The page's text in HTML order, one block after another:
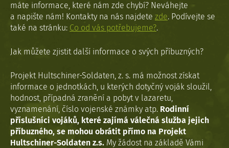
máte informace, které nám zde chybí? Neváhejte
a napište nám! Kontakty na nás najdete zde. Podívejte se
také na stránku: Co od vás potřebujeme?.
Jak můžete zjistit další informace o svých příbuzných?
Projekt Hultschiner-Soldaten, z. s. má možnost získat
informace o jednotkách, u kterých dotyčný voják sloužil,
hodnost, případná zranění a pobyt v lazaretu,
vyznamenání, číslo vojenské známky atp. Rodinní
příslušníci vojáků, které zajímá válečná služba jejich
příbuzného, se mohou obrátit přímo na Projekt
Hultschiner-Soldaten z.s. My žádost na základě Vámi